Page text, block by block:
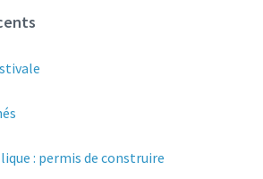
: permis de construire